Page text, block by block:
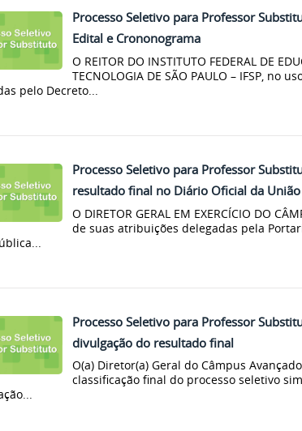
Processo Seletivo para Professor
Edital e Crononograma
O REITOR DO INSTITUTO FEDERAL DE
TECNOLOGIA DE SÃO PAULO – IFSP, no
pelo Decreto...
Processo Seletivo para Professor
resultado final no Diário Oficial da União
O DIRETOR GERAL EM EXERCÍCIO DO
de suas atribuições delegadas pela
Processo Seletivo para Professor
divulgação do resultado final
O(a) Diretor(a) Geral do Câmpus
classificação final do processo seletivo